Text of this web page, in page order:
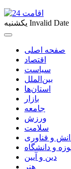
یکشنبه Invalid Date
صفحه اصلی
اقتصاد
سیاست
بین‌الملل
استان‌ها
بازار
جامعه
ورزش
سلامت
و فناوری
و دانشگاه
دین و آیین
هنر